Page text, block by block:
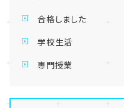
合格しました
学校生活
専門授業